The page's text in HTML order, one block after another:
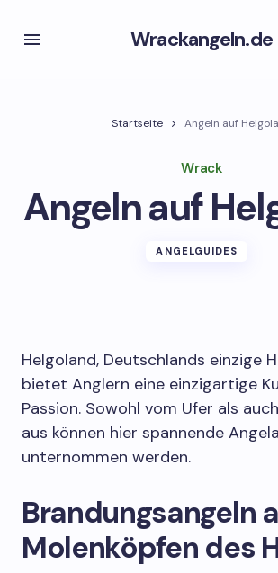
Wrackangeln.de
Startseite Angeln auf
Wrack
Angeln auf
ANGELGUIDES
Helgoland, Deutschlands einzige
bietet Anglern eine einzigartige
Passion. Sowohl vom Ufer als
aus können hier spannende
unternommen werden.
Brandungsangeln
Molenköpfen des